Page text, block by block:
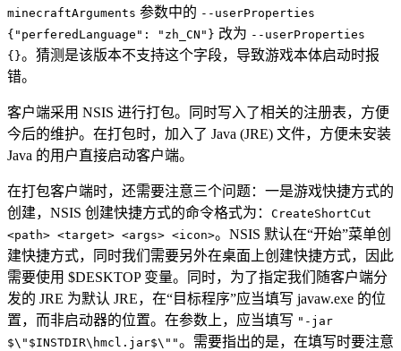
minecraftArguments 参数中的 --userProperties
{"perferedLanguage": "zh_CN"} 改为 --userProperties
{}。猜测是该版本不支持这个字段，导致游戏本体启动时报
错。
客户端采用 NSIS 进行打包。同时写入了相关的注册表，方便
今后的维护。在打包时，加入了 Java (JRE) 文件，方便未安装
Java 的用户直接启动客户端。
在打包客户端时，还需要注意三个问题：一是游戏快捷方式的
创建，NSIS 创建快捷方式的命令格式为： CreateShortCut
<path> <target> <args> <icon>。NSIS 默认在“开始”菜单创
建快捷方式，同时我们需要另外在桌面上创建快捷方式，因此
需要使用 $DESKTOP 变量。同时，为了指定我们随客户端分
发的 JRE 为默认 JRE，在“目标程序”应当填写 javaw.exe 的位
置，而非启动器的位置。在参数上，应当填写 "-jar
$\"$INSTDIR\hmcl.jar$\""。需要指出的是，在填写时要注意